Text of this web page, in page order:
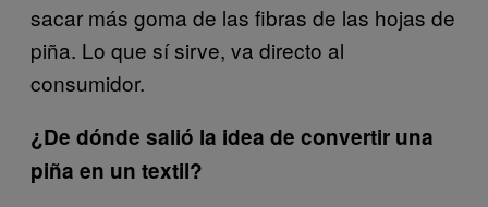
sacar más goma de las fibras de las hojas de
piña. Lo que sí sirve, va directo al
consumidor.
¿De dónde salió la idea de convertir una
piña en un textil?